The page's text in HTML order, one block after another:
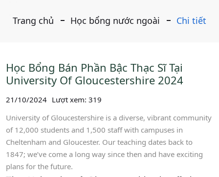
Trang chủ Học bổng nước ngoài Chi tiết
Học Bổng Bán Phần Bậc Thạc Sĩ Tại
University Of Gloucestershire 2024
21/10/2024 Lượt xem: 319
University of Gloucestershire is a diverse, vibrant community
of 12,000 students and 1,500 staff with campuses in
Cheltenham and Gloucester. Our teaching dates back to
1847; we’ve come a long way since then and have exciting
plans for the future.